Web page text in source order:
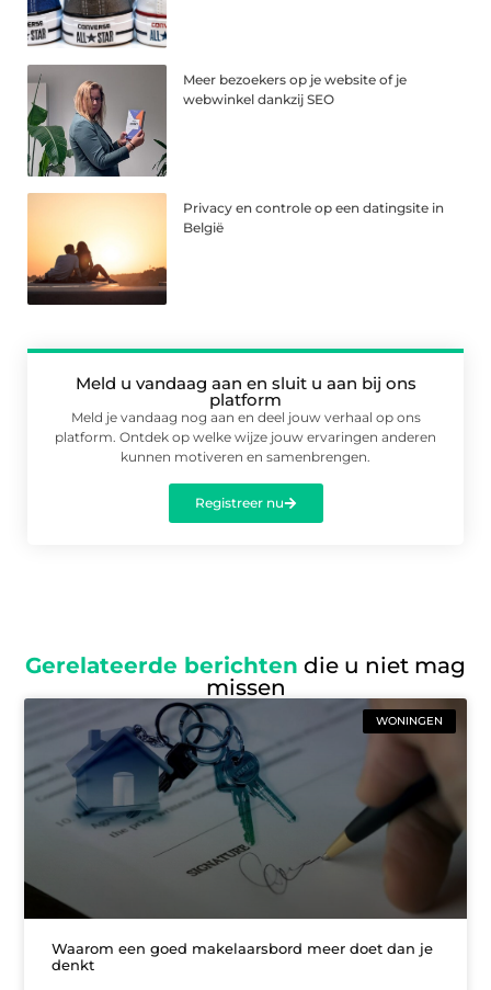
Meer bezoekers op je website of je
webwinkel dankzij SEO
Privacy en controle op een datingsite in
België
Meld u vandaag aan en sluit u aan bij ons
platform
Meld je vandaag nog aan en deel jouw verhaal op ons
platform. Ontdek op welke wijze jouw ervaringen anderen
kunnen motiveren en samenbrengen.
Registreer nu
Gerelateerde berichten die u niet mag
missen
WONINGEN
Waarom een goed makelaarsbord meer doet dan je
denkt